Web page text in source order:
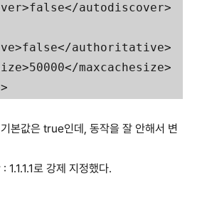
authoritative>
본값은 true인데, 동작을 잘 안해서 변
로 강제 지정했다.